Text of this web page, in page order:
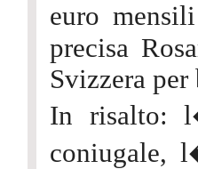
euro
precisa
Svizzera
In risalto:
coniugale,